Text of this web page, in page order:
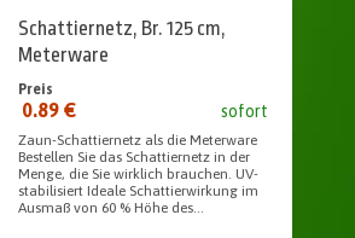
Schattiernetz, Br. 125 cm,
Meterware
sofort
Preis
seit:
0.89 €
Zaun-Schattiernetz als die Meterware
Bestellen Sie das Schattiernetz in der
Menge, die Sie wirklich brauchen. UV-
stabilisiert Ideale Schattierwirkung im
Ausmaß von 60 % Höhe des...